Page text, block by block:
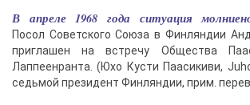
В апреле 1968 года ситуация
Посол Советского Союза в Финляндии
приглашен на встречу Общества
Лаппеенранта. (Юхо Кусти Паасикиви,
седьмой президент Финляндии, прим.